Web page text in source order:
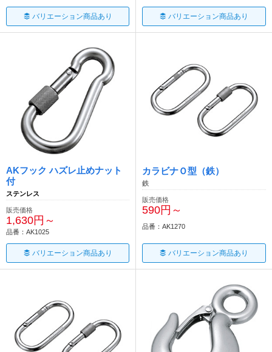
バリエーション商品あり バリエーション商品あり
AKフック ハズレ止めナット
付
ステンレス
販売価格
1,630円～
品番：AK1025
バリエーション商品あり
カラビナＯ型（鉄）
鉄
販売価格
590円～
品番：AK1270
バリエーション商品あり